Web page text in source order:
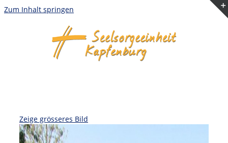
Zum Inhalt springen
Zeige grösseres Bild